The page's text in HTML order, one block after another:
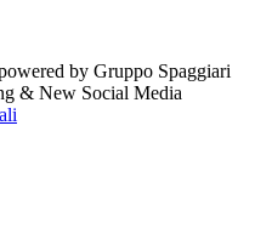
by Gruppo Spaggiari
& New Social Media